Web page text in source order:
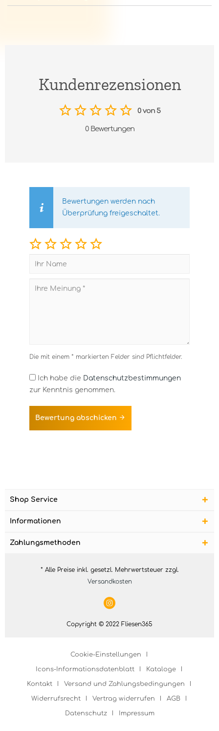
Kundenrezensionen
0 von 5
0 Bewertungen
Bewertungen werden nach
Überprüfung freigeschaltet.
Die mit einem * markierten Felder sind Pflichtfelder.
Ich habe die Datenschutzbestimmungen
zur Kenntnis genommen.
Bewertung abschicken
Shop Service
Informationen
Zahlungsmethoden
* Alle Preise inkl. gesetzl. Mehrwertsteuer zzgl.
Versandkosten
Copyright © 2022 Fliesen365
Cookie-Einstellungen
Icons-Informationsdatenblatt Kataloge
Kontakt Versand und Zahlungsbedingungen
Widerrufsrecht Vertrag widerrufen AGB
Datenschutz Impressum